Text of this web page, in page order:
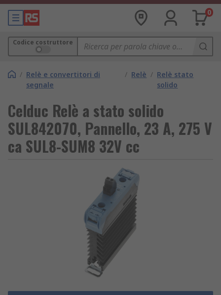
0
Codice costruttore
/ Relè e convertitori di
segnale
/ Relè / Relè stato
solido
Celduc Relè a stato solido
SUL842070, Pannello, 23 A, 275 V
ca SUL8-SUM8 32V cc